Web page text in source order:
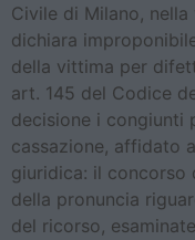
Civile di Milano,
dichiara
della vittima per
art. 145 del Codice
decisione i congiunti
cassazione, affidato
giuridica: il
della pronuncia
del ricorso,